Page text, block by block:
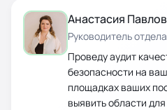
Анастасия
Руководитель
Проведу аудит
безопасности на
площадках ваших
выявить области